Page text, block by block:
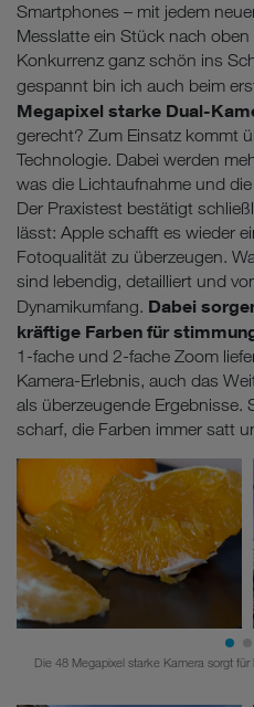
Smartphones – mit jedem
Messlatte ein Stück nach
Konkurrenz ganz schön ins
gespannt bin ich auch beim
Megapixel starke Dual-
gerecht? Zum Einsatz kommt
Technologie. Dabei werden
was die Lichtaufnahme und
Der Praxistest bestätigt
lässt: Apple schafft es wieder
Fotoqualität zu überzeugen.
sind lebendig, detailliert und
Dynamikumfang. Dabei
kräftige Farben für
1-fache und 2-fache Zoom
Kamera-Erlebnis, auch das
als überzeugende Ergebnisse.
scharf, die Farben immer satt
Die 48 Megapixel starke Kamera sorgt